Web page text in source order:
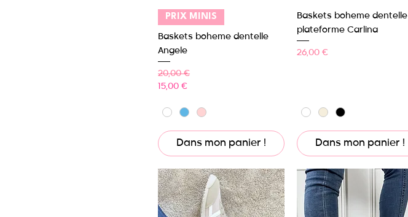
Aperçu rapide
PRIX MINIS
Baskets boheme dentelle
Angele
Prix original
20,00 €
Prix promotionnel
15,00 €
Dans mon panier !
Aperçu rapide
Baskets boheme dentelle
plateforme Carlina
Prix
26,00 €
Dans mon panier !